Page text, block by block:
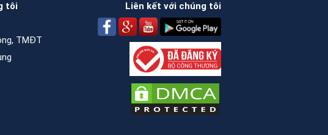
tôi
TMĐT
Liên kết với chúng tôi